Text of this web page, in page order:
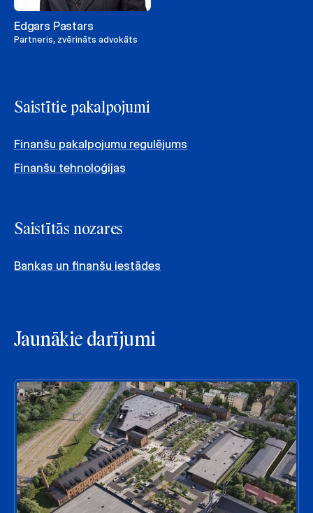
Edgars Pastars
Partneris, zvērināts advokāts
Saistītie pakalpojumi
Finanšu pakalpojumu regulējums
Finanšu tehnoloģijas
Saistītās nozares
Bankas un finanšu iestādes
Jaunākie darījumi